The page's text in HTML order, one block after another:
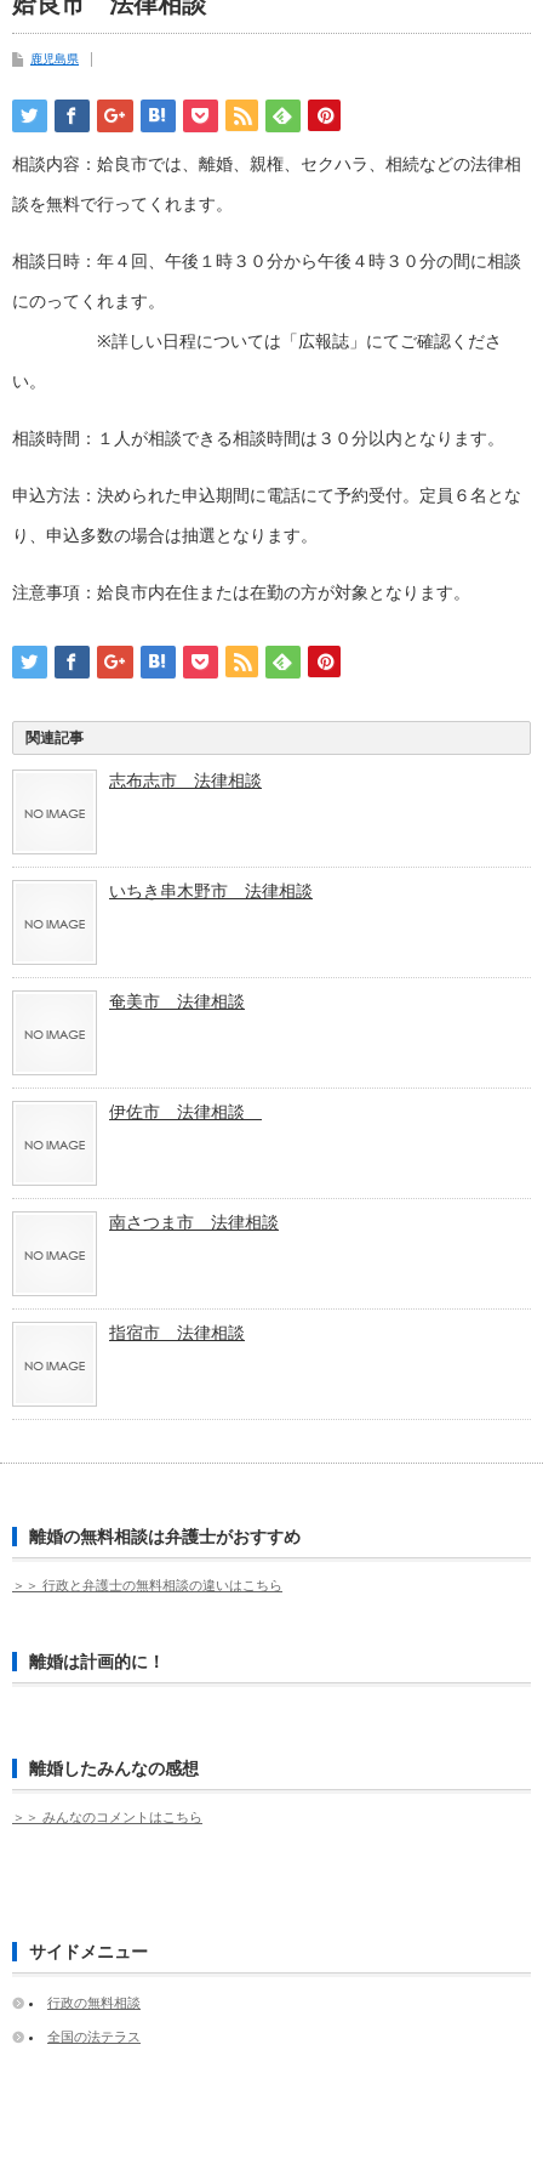
鹿児島県
相談内容：姶良市では、離婚、親権、セクハラ、相続などの法律相
談を無料で行ってくれます。
相談日時：年４回、午後１時３０分から午後４時３０分の間に相談
にのってくれます。
※詳しい日程については「広報誌」にてご確認くださ
い。
相談時間：１人が相談できる相談時間は３０分以内となります。
申込方法：決められた申込期間に電話にて予約受付。定員６名とな
り、申込多数の場合は抽選となります。
注意事項：姶良市内在住または在勤の方が対象となります。
関連記事
志布志市 法律相談
いちき串木野市 法律相談
奄美市 法律相談
伊佐市 法律相談
南さつま市 法律相談
指宿市 法律相談
離婚の無料相談は弁護士がおすすめ
＞＞ 行政と弁護士の無料相談の違いはこちら
離婚は計画的に！
離婚したみんなの感想
＞＞ みんなのコメントはこちら
サイドメニュー
行政の無料相談
全国の法テラス